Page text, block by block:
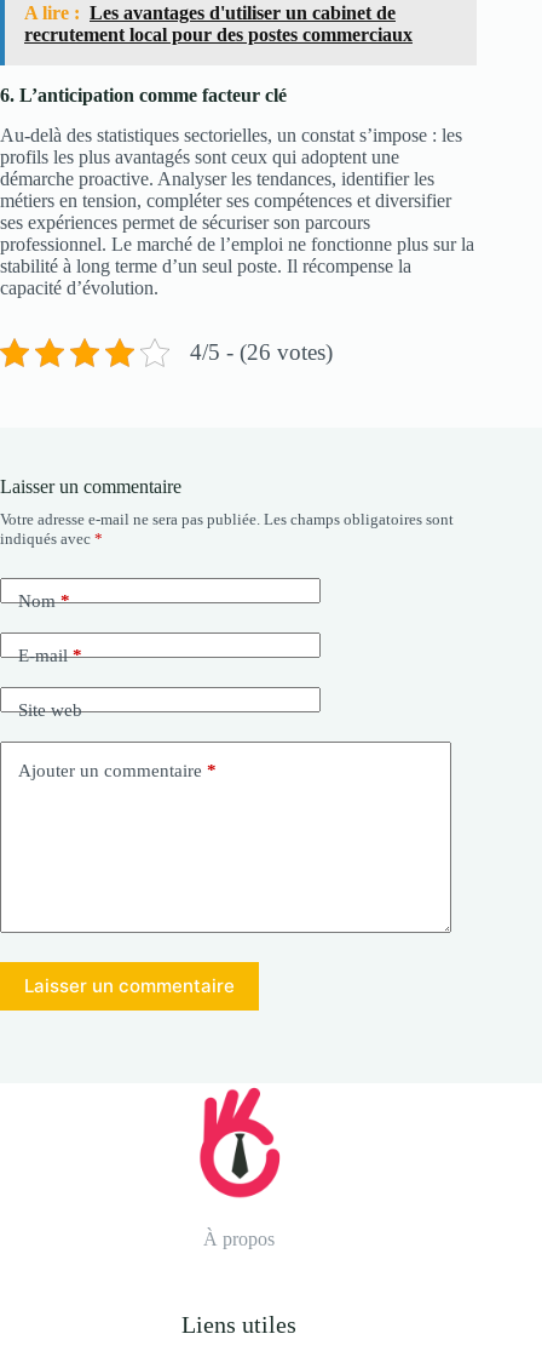
A lire : Les avantages d'utiliser un cabinet de
recrutement local pour des postes commerciaux
6. L’anticipation comme facteur clé
Au-delà des statistiques sectorielles, un constat s’impose : les
profils les plus avantagés sont ceux qui adoptent une
démarche proactive. Analyser les tendances, identifier les
métiers en tension, compléter ses compétences et diversifier
ses expériences permet de sécuriser son parcours
professionnel. Le marché de l’emploi ne fonctionne plus sur la
stabilité à long terme d’un seul poste. Il récompense la
capacité d’évolution.
4/5 - (26 votes)
Laisser un commentaire
Votre adresse e-mail ne sera pas publiée. Les champs obligatoires sont
indiqués avec *
Nom*
E-mail*
Site web
Ajouter un commentaire *
Laisser un commentaire
À propos
Liens utiles